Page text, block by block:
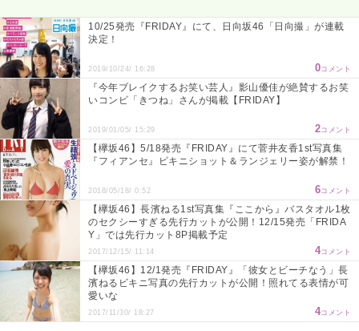
10/25発売『FRIDAY』にて、日向坂46「日向撮」が連載
決定！
2019/10/24/ 16:28 0コメント
『今年ブレイクするお笑い芸人』影山優佳が絶賛するお笑
いコンビ「きつね」さんが掲載【FRIDAY】
2019/01/05/ 15:29 2コメント
【欅坂46】5/18発売『FRIDAY』にて菅井友香1st写真集
『フィアンセ』ビキニショット＆ランジェリー姿が解禁！
2018/05/18/ 0:52 6コメント
【欅坂46】長濱ねる1st写真集『ここから』バスタオル1枚
のセクシーすぎる先行カットが公開！12/15発売「FRIDA
Y」では先行カット8P掲載予定
2017/12/15/ 11:14 4コメント
【欅坂46】12/1発売『FRIDAY』「彼女とビーチなう」長
濱ねるビキニ写真の先行カットが公開！照れてる表情が可
愛いな
2017/11/30/ 18:27 4コメント